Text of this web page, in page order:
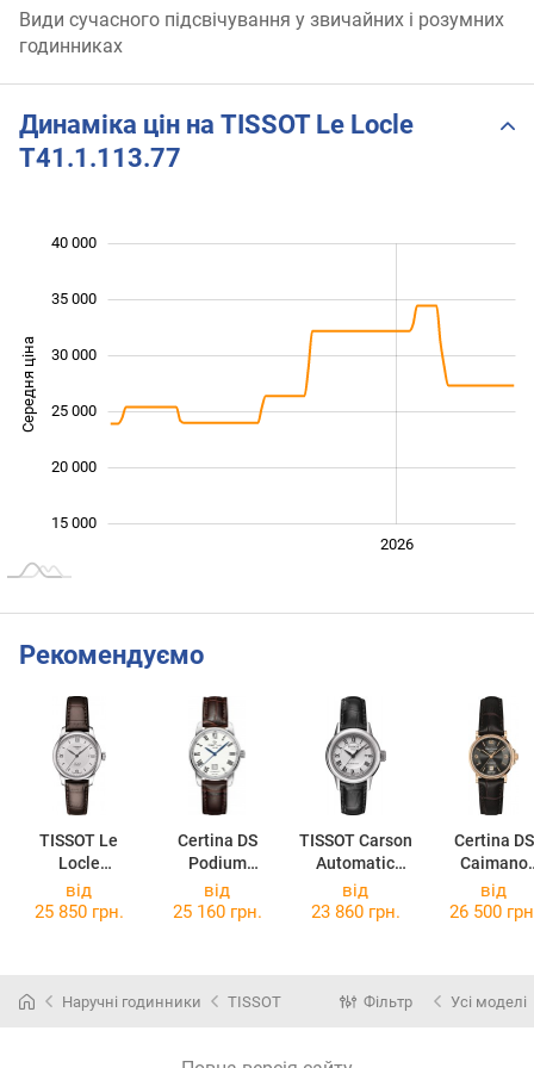
Види сучасного підсвічування у звичайних і розумних
годинниках
Динаміка цін на TISSOT Le Locle
T41.1.113.77
Середня ціна
15 000
20 000
25 000
30 000
35 000
40 000
2026
Рекомендуємо
TISSOT Le
Locle
Automatic Lady
T006.207.16.0
Certina DS
Podium
C001.007.16.0
13.00
TISSOT Carson
Automatic
T085.207.16.0
13.00
Certina DS
Caimano
87.00
від
25 850 грн.
від
25 160 грн.
від
23 860 грн.
від
26 500
Наручні годинники TISSOT Фільтр Усі моделі